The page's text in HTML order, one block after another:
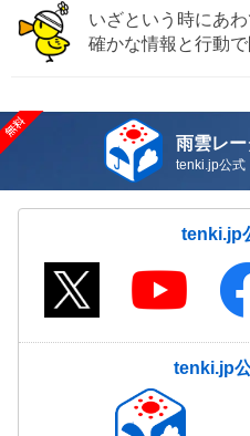
いざという時にあ
確かな情報と行動
雨雲レー
tenki.jp公
tenki.jp
tenki.jp